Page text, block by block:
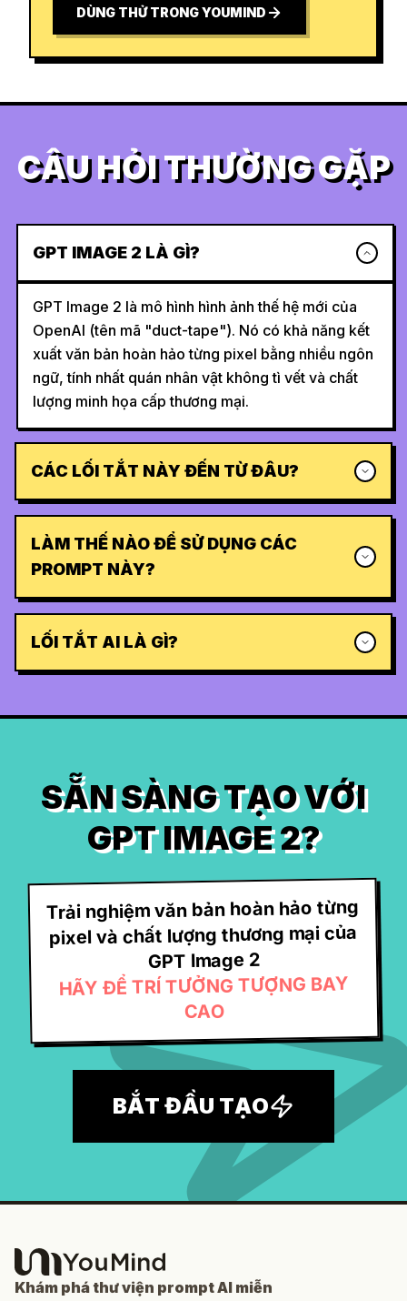
DÙNG THỬ TRONG YOUMIND
CÂU HỎI THƯỜNG GẶP
GPT IMAGE 2 LÀ GÌ?
GPT Image 2 là mô hình hình ảnh thế hệ mới của
OpenAI (tên mã "duct-tape"). Nó có khả năng kết
xuất văn bản hoàn hảo từng pixel bằng nhiều ngôn
ngữ, tính nhất quán nhân vật không tì vết và chất
lượng minh họa cấp thương mại.
CÁC LỐI TẮT NÀY ĐẾN TỪ ĐÂU?
LÀM THẾ NÀO ĐỂ SỬ DỤNG CÁC
PROMPT NÀY?
LỐI TẮT AI LÀ GÌ?
SẴN SÀNG TẠO VỚI
GPT IMAGE 2?
Trải nghiệm văn bản hoàn hảo từng
pixel và chất lượng thương mại của
GPT Image 2
HÃY ĐỂ TRÍ TƯỞNG TƯỢNG BAY
CAO
BẮT ĐẦU TẠO
Khám phá thư viện prompt AI miễn